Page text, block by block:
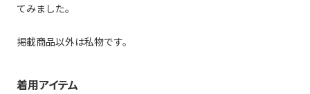
てみました。
掲載商品以外は私物です。
着用アイテム